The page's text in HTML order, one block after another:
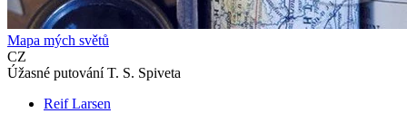
Mapa mých světů
CZ
Úžasné putování T. S. Spiveta
Reif Larsen